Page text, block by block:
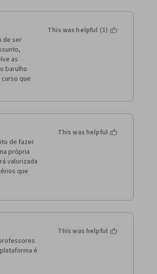
de ser
as
barulho
que
This was helpful (1)
de fazer
própria
valorizada
que
mas sinto
caminho
This was helpful
é
This was helpful